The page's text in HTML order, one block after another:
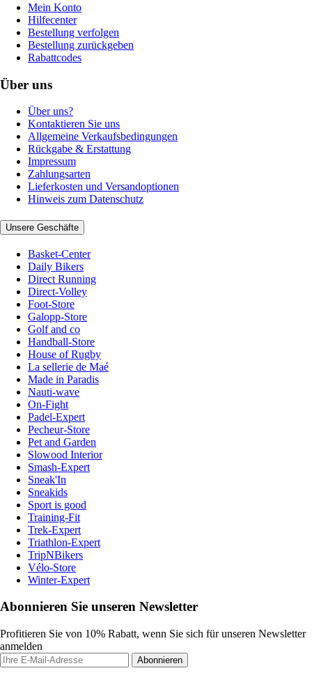
Mein Konto
Hilfecenter
Bestellung verfolgen
Bestellung zurückgeben
Rabattcodes
Über uns
Über uns?
Kontaktieren Sie uns
Allgemeine Verkaufsbedingungen
Rückgabe & Erstattung
Impressum
Zahlungsarten
Lieferkosten und Versandoptionen
Hinweis zum Datenschutz
Unsere Geschäfte
Basket-Center
Daily Bikers
Direct Running
Direct-Volley
Foot-Store
Galopp-Store
Golf and co
Handball-Store
House of Rugby
La sellerie de Maé
Made in Paradis
Nauti-wave
On-Fight
Padel-Expert
Pecheur-Store
Pet and Garden
Slowood Interior
Smash-Expert
Sneak'In
Sneakids
Sport is good
Training-Fit
Trek-Expert
Triathlon-Expert
TripNBikers
Vélo-Store
Winter-Expert
Abonnieren Sie unseren Newsletter
Profitieren Sie von 10% Rabatt, wenn Sie sich für unseren Newsletter
anmelden
Abonnieren